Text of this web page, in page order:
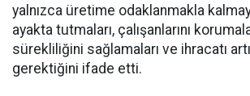
yalnızca üretime odaklanmakla
ayakta tutmaları, çalışanlarını
sürekliliğini sağlamaları ve ihracatı
gerektiğini ifade etti.